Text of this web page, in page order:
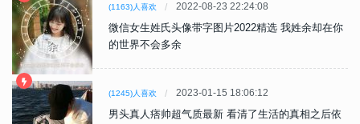
(1163)人喜欢 2022-08-23 22:24:08
微信女生姓氏头像带字图片2022精选 我姓余却在你
的世界不会多余
(1245)人喜欢 2023-01-15 18:06:12
男头真人痞帅超气质最新 看清了生活的真相之后依